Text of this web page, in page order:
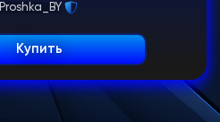
Proshka_BY
Купить